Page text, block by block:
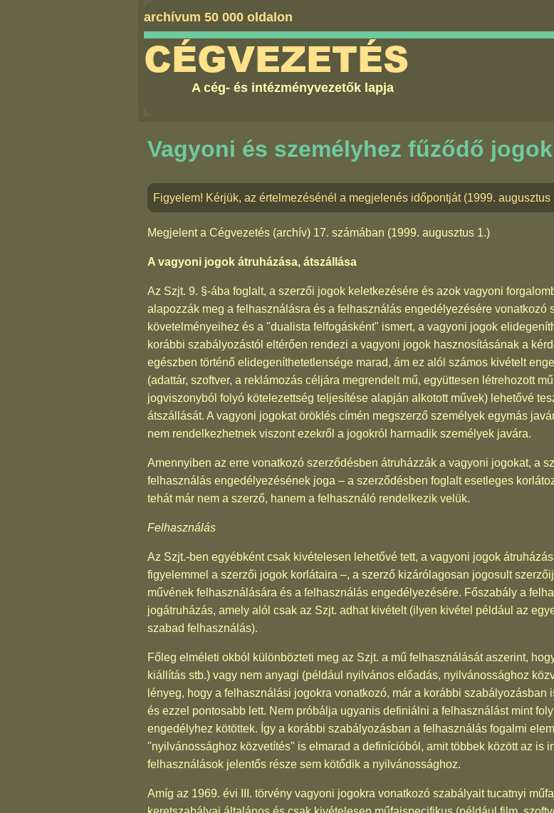
archívum 50 000 oldalon
CÉGVEZETÉS
A cég- és intézményvezetők lapja
Vagyoni és személyhez fűződő jogok
Figyelem! Kérjük, az értelmezésénél a megjelenés időpontját (1999. augusztus
Megjelent a Cégvezetés (archív) 17. számában (1999. augusztus 1.)
A vagyoni jogok átruházása, átszállása
Az Szjt. 9. §-ába foglalt, a szerzői jogok keletkezésére és azok vagyoni
alapozzák meg a felhasználásra és a felhasználás engedélyezésére
követelményeihez és a "dualista felfogásként" ismert, a vagyoni jogok
korábbi szabályozástól eltérően rendezi a vagyoni jogok hasznosításának a
egészben történő elidegeníthetetlensége marad, ám ez alól számos kivételt
(adattár, szoftver, a reklámozás céljára megrendelt mű, együttesen létrehozott
jogviszonyból folyó kötelezettség teljesítése alapján alkotott művek) lehetővé
átszállását. A vagyoni jogokat öröklés címén megszerző személyek egymás
nem rendelkezhetnek viszont ezekről a jogokról harmadik személyek javára.
Amennyiben az erre vonatkozó szerződésben átruházzák a vagyoni jogokat, a
felhasználás engedélyezésének joga – a szerződésben foglalt esetleges
tehát már nem a szerző, hanem a felhasználó rendelkezik velük.
Felhasználás
Az Szjt.-ben egyébként csak kivételesen lehetővé tett, a vagyoni jogok
figyelemmel a szerzői jogok korlátaira –, a szerző kizárólagosan jogosult
művének felhasználására és a felhasználás engedélyezésére. Főszabály a
jogátruházás, amely alól csak az Szjt. adhat kivételt (ilyen kivétel például az
szabad felhasználás).
Főleg elméleti okból különbözteti meg az Szjt. a mű felhasználását aszerint,
kiállítás stb.) vagy nem anyagi (például nyilvános előadás, nyilvánossághoz
lényeg, hogy a felhasználási jogokra vonatkozó, már a korábbi
és ezzel pontosabb lett. Nem próbálja ugyanis definiálni a felhasználást mint
engedélyhez kötöttek. Így a korábbi szabályozásban a felhasználás fogalmi
"nyilvánossághoz közvetítés" is elmarad a definícióból, amit többek között az is
felhasználások jelentős része sem kötődik a nyilvánossághoz.
Amíg az 1969. évi III. törvény vagyoni jogokra vonatkozó szabályait tucatnyi